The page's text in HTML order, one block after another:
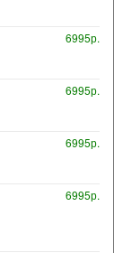
6995р.
6995р.
6995р.
6995р.